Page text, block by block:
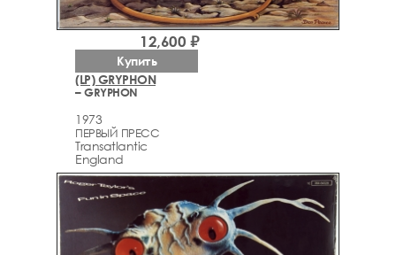
(LP) GRYPHON
– GRYPHON
1973
ПЕРВЫЙ ПРЕСС
Transatlantic
England
12,600 ₽
Купить